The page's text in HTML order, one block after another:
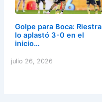
Golpe para Boca: Riestra
lo aplastó 3-0 en el
inicio…
julio 26, 2026